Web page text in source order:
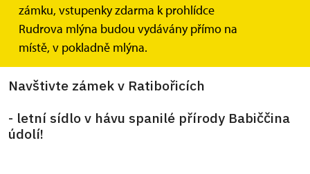
zámku, vstupenky zdarma k prohlídce
Rudrova mlýna budou vydávány přímo na
místě, v pokladně mlýna.
Navštivte zámek v Ratibořicích
- letní sídlo v hávu spanilé přírody Babiččina
údolí!